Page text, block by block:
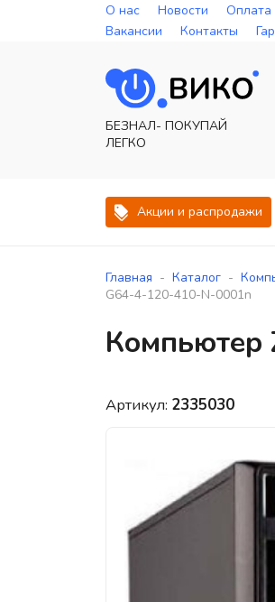
О нас Новости Оплата
Вакансии
Контакты
БЕЗНАЛ- ПОКУПАЙ
ЛЕГКО
Акции и распродажи
Главная - Каталог -
G64-4-120-410-N-0001n
Компьютер
Артикул: 2335030